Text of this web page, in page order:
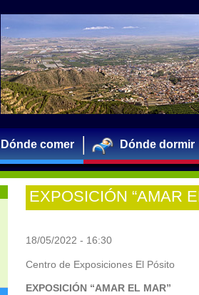
Dónde comer Dónde dormir
EXPOSICIÓN “AMAR
18/05/2022 - 16:30
Centro de Exposiciones El Pósito
EXPOSICIÓN “AMAR EL MAR”